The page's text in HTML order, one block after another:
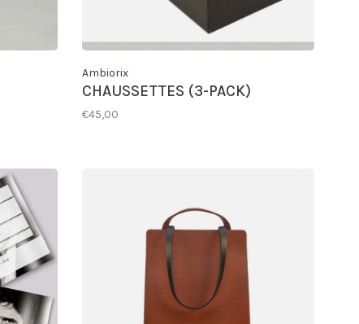
Ambiorix
CHAUSSETTES (3-PACK)
€45,00